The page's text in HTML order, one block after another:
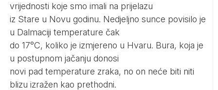
vrijednosti koje smo imali na prijelazu
iz Stare u Novu godinu. Nedjeljno sunce povisilo je
u Dalmaciji temperature čak
do 17°C, koliko je izmjereno u Hvaru. Bura, koja je
u postupnom jačanju donosi
novi pad temperature zraka, no on neće biti niti
blizu izražen kao prethodni.